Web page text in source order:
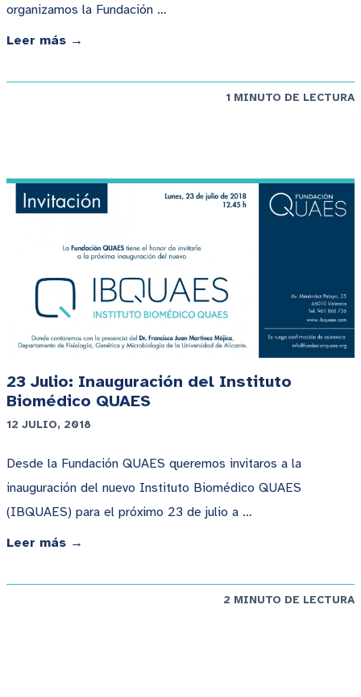
organizamos la Fundación …
Leer más →
1 MINUTO DE LECTURA
23 Julio: Inauguración del Instituto
Biomédico QUAES
12 JULIO, 2018
Desde la Fundación QUAES queremos invitaros a la
inauguración del nuevo Instituto Biomédico QUAES
(IBQUAES) para el próximo 23 de julio a …
Leer más →
2 MINUTO DE LECTURA